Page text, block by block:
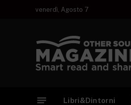
venerdì, Agosto 7
Libri&Dintorni